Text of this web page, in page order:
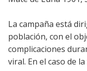
La campaña está
población, con el
complicaciones
viral. En el caso de